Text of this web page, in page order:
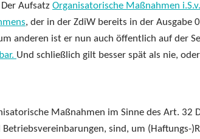
Aufsatz Organisatorische Maßnahmen
, der in der ZdiW bereits in der Ausgabe
anderen ist er nun auch öffentlich auf der
Und schließlich gilt besser spät als nie,
Maßnahmen im Sinne des Art. 32
sind, um (Haftungs-